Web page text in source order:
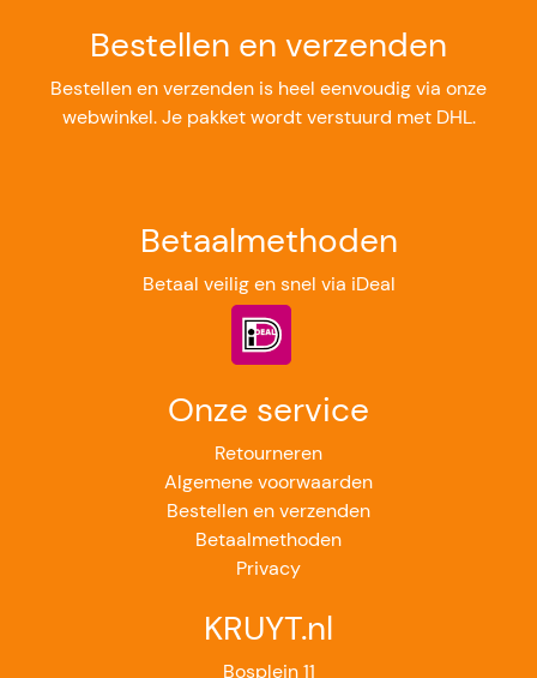
Bestellen en verzenden
Bestellen en verzenden is heel eenvoudig via onze
webwinkel. Je pakket wordt verstuurd met DHL.
Betaalmethoden
Betaal veilig en snel via iDeal
Onze service
Retourneren
Algemene voorwaarden
Bestellen en verzenden
Betaalmethoden
Privacy
KRUYT.nl
Bosplein 11